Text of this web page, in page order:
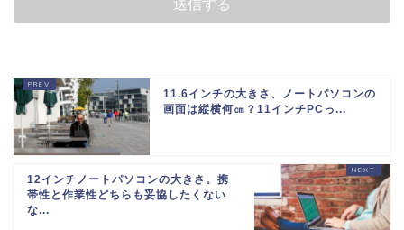
11.6インチの大きさ、ノートパソコンの
画面は縦横何㎝？11インチPCっ...
12インチノートパソコンの大きさ。携
帯性と作業性どちらも妥協したくない
な...